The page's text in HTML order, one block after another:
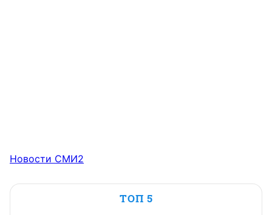
Новости СМИ2
ТОП 5